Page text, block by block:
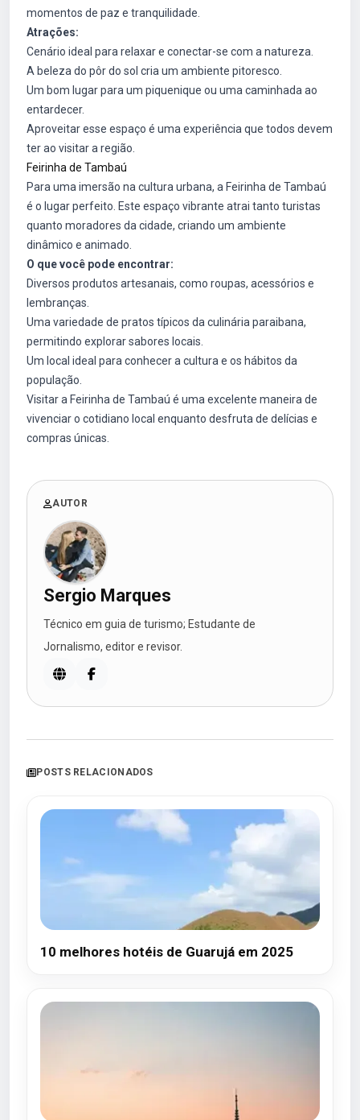
momentos de paz e tranquilidade.
Atrações:
Cenário ideal para relaxar e conectar-se com a natureza.
A beleza do pôr do sol cria um ambiente pitoresco.
Um bom lugar para um piquenique ou uma caminhada ao
entardecer.
Aproveitar esse espaço é uma experiência que todos devem
ter ao visitar a região.
Feirinha de Tambaú
Para uma imersão na cultura urbana, a Feirinha de Tambaú
é o lugar perfeito. Este espaço vibrante atrai tanto turistas
quanto moradores da cidade, criando um ambiente
dinâmico e animado.
O que você pode encontrar:
Diversos produtos artesanais, como roupas, acessórios e
lembranças.
Uma variedade de pratos típicos da culinária paraibana,
permitindo explorar sabores locais.
Um local ideal para conhecer a cultura e os hábitos da
população.
Visitar a Feirinha de Tambaú é uma excelente maneira de
vivenciar o cotidiano local enquanto desfruta de delícias e
compras únicas.
AUTOR
Sergio Marques
Técnico em guia de turismo; Estudante de
Jornalismo, editor e revisor.
POSTS RELACIONADOS
10 melhores hotéis de Guarujá em 2025